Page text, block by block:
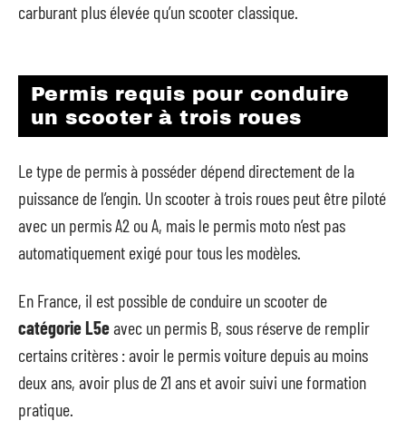
carburant plus élevée qu’un scooter classique.
Permis requis pour conduire
un scooter à trois roues
Le type de permis à posséder dépend directement de la
puissance de l’engin. Un scooter à trois roues peut être piloté
avec un permis A2 ou A, mais le permis moto n’est pas
automatiquement exigé pour tous les modèles.
En France, il est possible de conduire un scooter de
catégorie L5eavec un permis B, sous réserve de remplir
certains critères : avoir le permis voiture depuis au moins
deux ans, avoir plus de 21 ans et avoir suivi une formation
pratique.